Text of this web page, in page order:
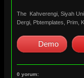
The Kahverengi, Siyah
Dergi, Pbtemplates, Prim,
Demo
0 yorum: